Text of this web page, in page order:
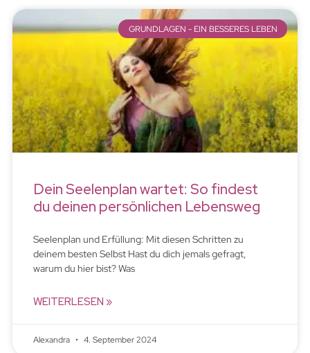
GRUNDLAGEN - EIN BESSERES LEBEN
Dein Seelenplan wartet: So findest
du deinen persönlichen Lebensweg
Seelenplan und Erfüllung: Mit diesen Schritten zu
deinem besten Selbst Hast du dich jemals gefragt,
warum du hier bist? Was
WEITERLESEN »
Alexandra 4. September 2024